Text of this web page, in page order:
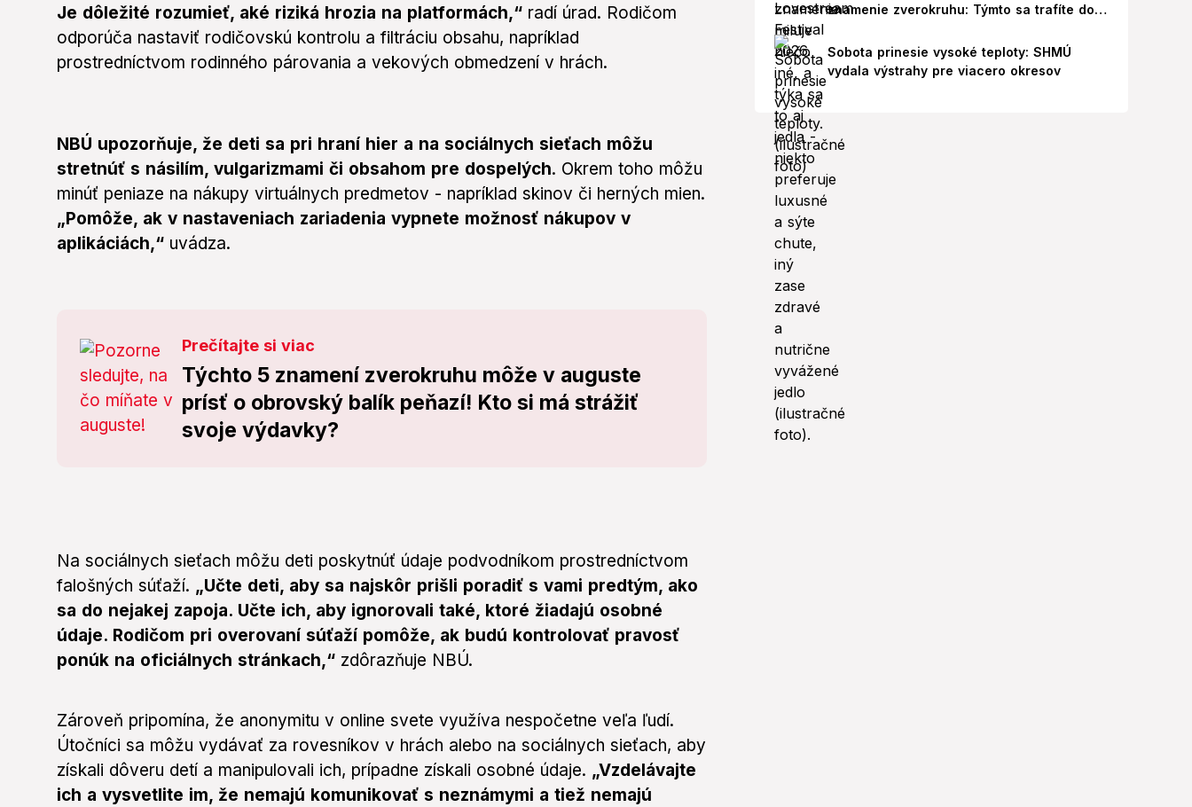
Je dôležité rozumieť, aké riziká hrozia na platformách,“ radí úrad. Rodičom
odporúča nastaviť rodičovskú kontrolu a filtráciu obsahu, napríklad
prostredníctvom rodinného párovania a vekových obmedzení v hrách.
NBÚ upozorňuje, že deti sa pri hraní hier a na sociálnych sieťach môžu
stretnúť s násilím, vulgarizmami či obsahom pre dospelých. Okrem toho môžu
minúť peniaze na nákupy virtuálnych predmetov - napríklad skinov či herných mien.
„Pomôže, ak v nastaveniach zariadenia vypnete možnosť nákupov v
aplikáciách,“ uvádza.
Prečítajte si viac
Týchto 5 znamení zverokruhu môže v auguste
prísť o obrovský balík peňazí! Kto si má strážiť
svoje výdavky?
Na sociálnych sieťach môžu deti poskytnúť údaje podvodníkom prostredníctvom
falošných súťaží. „Učte deti, aby sa najskôr prišli poradiť s vami predtým, ako
sa do nejakej zapoja. Učte ich, aby ignorovali také, ktoré žiadajú osobné
údaje. Rodičom pri overovaní súťaží pomôže, ak budú kontrolovať pravosť
ponúk na oficiálnych stránkach,“ zdôrazňuje NBÚ.
Zároveň pripomína, že anonymitu v online svete využíva nespočetne veľa ľudí.
Útočníci sa môžu vydávať za rovesníkov v hrách alebo na sociálnych sieťach, aby
získali dôveru detí a manipulovali ich, prípadne získali osobné údaje. „Vzdelávajte
ich a vysvetlite im, že nemajú komunikovať s neznámymi a tiež nemajú
znamenie zverokruhu: Týmto sa trafíte do
Sobota prinesie vysoké teploty: SHMÚ
vydala výstrahy pre viacero okresov